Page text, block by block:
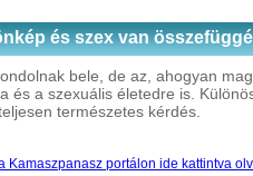
és szex van
bele, de az, ahogyan
és a szexuális életedre is.
természetes kérdés.
Kamaszpanasz portálon ide kattintva